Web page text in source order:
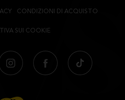
CONDIZIONI DI ACQUISTO
SUI COOKIE